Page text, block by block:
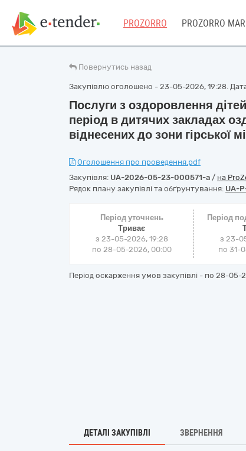
PROZORRO PROZORRO
Повернутись назад
Закупівлю оголошено - 23-05-2026, 19:28.
Послуги з оздоровлення дітей
період в дитячих закладах
віднесених до зони гірської
Оголошення про проведення.pdf
Закупівля: UA-2026-05-23-000571-a / на
Рядок плану закупівлі та обґрунтування: UA-
Період уточнень
Триває
з 23-05-2026, 19:28
по 28-05-2026, 00:00
Період
з 23-
по 31-
Період оскарження умов закупівлі - по 28-05-
ДЕТАЛІ ЗАКУПІВЛІ ЗВЕРНЕННЯ